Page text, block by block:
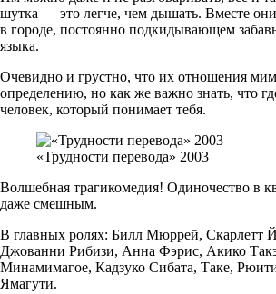
шутка — это легче, чем дышать. Вместе
в городе, постоянно подкидывающем
языка.
Очевидно и грустно, что их отношения
определению, но как же важно знать, что
человек, который понимает тебя.
«Трудности перевода» 2003
Волшебная трагикомедия! Одиночество в
даже смешным.
В главных ролях: Билл Мюррей, Скарлетт
Джованни Рибизи, Анна Фэрис, Акико
Минамимагое, Кадзуко Сибата, Таке,
Ямагути.